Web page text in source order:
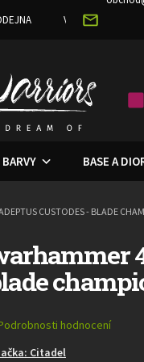
VĚRNOSTNÍ
BARVY BASE A
CUSTODES - BLADE
hodnocení
Citadel